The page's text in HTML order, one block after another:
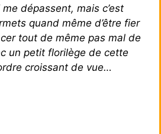
dépassent, mais c’est
quand même d’être fier
tout de même pas mal de
un petit florilège de cette
croissant de vue…